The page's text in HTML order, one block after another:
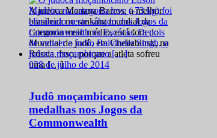
A judoca Mariana Barros, a melhor
brasileira no ranking mundial da
categoria meio médio, está fora do
Mundial de judô, em Cheliabinsk, na
Rússia. Isso, porque a atleta sofreu
uma […]
028 de julho de 2014
Judô moçambicano sem
medalhas nos Jogos da
Commonwealth